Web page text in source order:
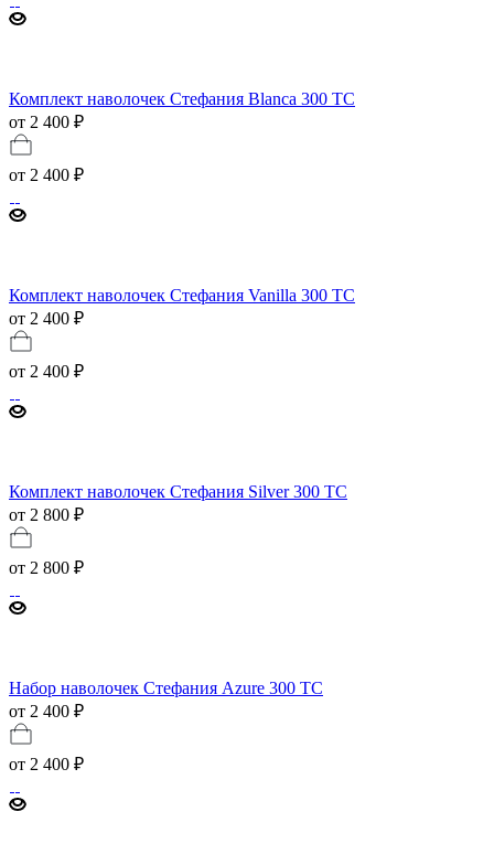
Комплект наволочек Стефания Blanca 300 TC
от 2 400 ₽
от 2 400 ₽
Комплект наволочек Стефания Vanilla 300 ТС
от 2 400 ₽
от 2 400 ₽
Комплект наволочек Стефания Silver 300 ТС
от 2 800 ₽
от 2 800 ₽
Набор наволочек Стефания Azure 300 ТС
от 2 400 ₽
от 2 400 ₽